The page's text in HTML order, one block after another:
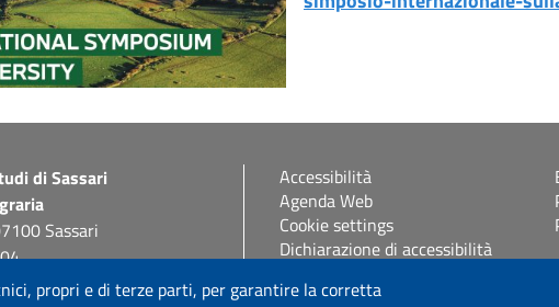
propri e di terze parti, per garantire la corretta
di Sassari
Sassari
Accessibilità
Agenda Web
Cookie settings
Dichiarazione di accessibilità
Self Studenti